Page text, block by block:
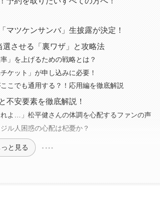
マツケンサンバ」生披露が決定！
させる「裏ワザ」と攻略法
」を上げるための戦略とは？
ケット」が申し込みに必要！
こでも通用する？！応用編を徹底解説
不安要素を徹底解説！
れよ…」松平健さんの体調を心配するファンの声
ル人困惑の心配は杞憂か？
っと見る